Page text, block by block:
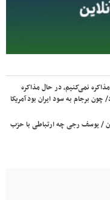
نمی‌کنیم، در حال مذاکره
برجام به سود ایران بود آمریکا
/ یوسف رجی چه ارتباطی با حزب